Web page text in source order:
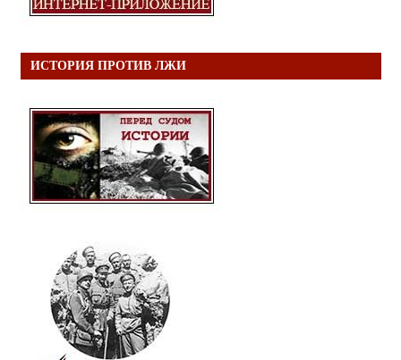
ИСТОРИЯ ПРОТИВ ЛЖИ